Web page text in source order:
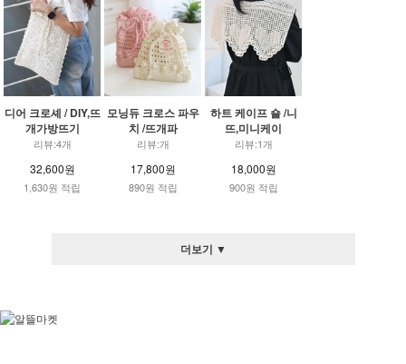
디어 크로셰 / DIY,뜨
개가방뜨기
리뷰:4개
32,600원
1,630원 적립
모닝듀 크로스 파우
치 /뜨개파
리뷰:개
17,800원
890원 적립
하트 케이프 숄 /니
뜨,미니케이
리뷰:1개
18,000원
900원 적립
더보기 ▼